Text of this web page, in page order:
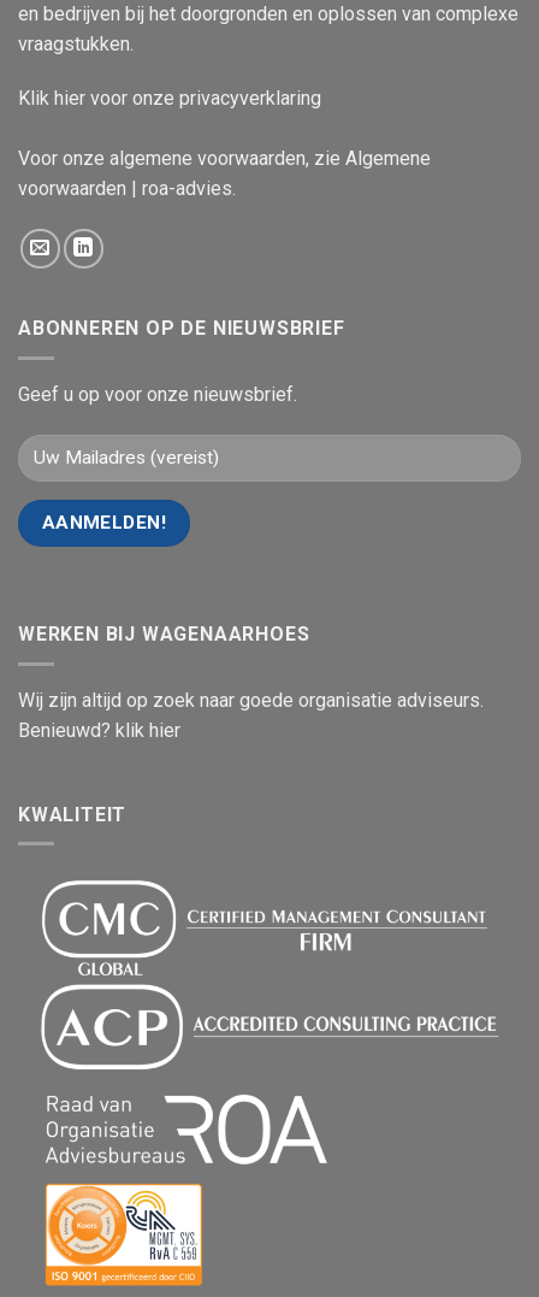
en bedrijven bij het doorgronden en oplossen van complexe
vraagstukken.
Klik hier voor onze privacyverklaring
Voor onze algemene voorwaarden, zie Algemene
voorwaarden | roa-advies.
ABONNEREN OP DE NIEUWSBRIEF
Geef u op voor onze nieuwsbrief.
WERKEN BIJ WAGENAARHOES
Wij zijn altijd op zoek naar goede organisatie adviseurs.
Benieuwd? klik hier
KWALITEIT